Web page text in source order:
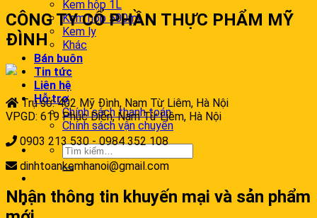
Kem hộp 1L
Kem hộp 500ml
Kem ly
Khác
Bán buôn
Tin tức
Liên hệ
Hỗ trợ
Chính sách thanh toán
Chính sách vận chuyển
CÔNG TY CỔ PHẦN THỰC PHẨM MỸ
ĐÌNH
Trụ sở: 402 Mỹ Đình, Nam Từ Liêm, Hà Nội
VPGD: 619 Phúc Diễn, Nam Từ Liêm, Hà Nội
0903 213 530 - 0984 352 108
dinhtoankemhanoi@gmail.com
Nhận thông tin khuyến mại và sản phẩm